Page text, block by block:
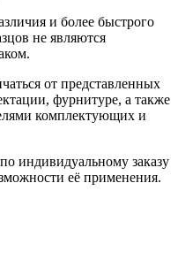
и более быстрого
не являются
от представленных
фурнитуре, а также
комплектующих и
индивидуальному заказу
её применения.